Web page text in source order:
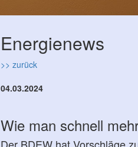
Energienews
>> zurück
04.03.2024
Wie man schnell